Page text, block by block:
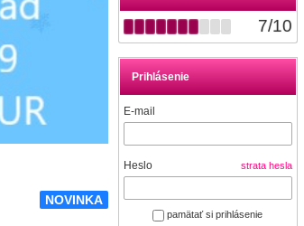
7/10
Prihlásenie
E-mail
Heslo strata hesla
pamätať si prihlásenie
NOVINKA